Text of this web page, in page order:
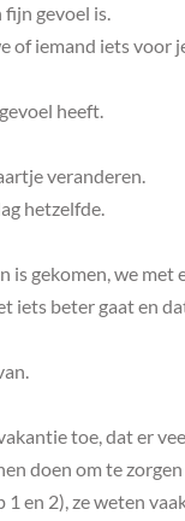
gevoel is.
of iemand iets
heeft.
veranderen.
hetzelfde.
gekomen, we
beter gaat en
toe, dat er
doen om te
en 2), ze weten